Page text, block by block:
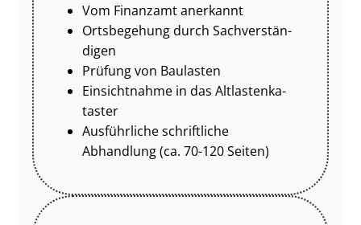
Vom Finanzamt anerkannt
Ortsbegehung durch Sach­ver­stän­
di­gen
Prüfung von Baulasten
Einsichtnahme in das Alt­las­ten­ka­
tas­ter
Ausführliche schriftliche
Abhandlung (ca. 70-120 Seiten)